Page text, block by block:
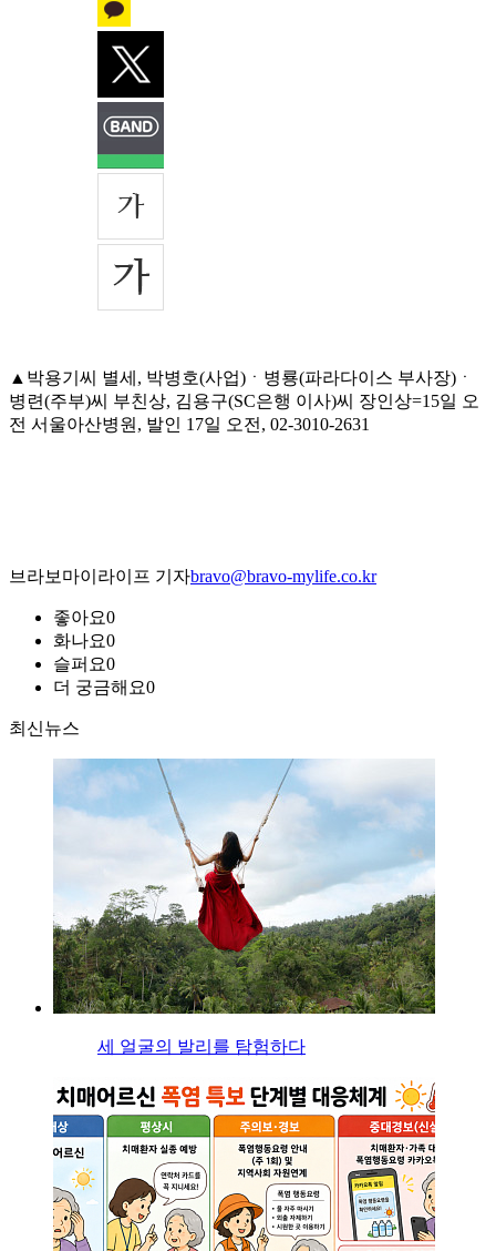
▲박용기씨 별세, 박병호(사업)ㆍ병룡(파라다이스 부사장)ㆍ
병련(주부)씨 부친상, 김용구(SC은행 이사)씨 장인상=15일 오
전 서울아산병원, 발인 17일 오전, 02-3010-2631
브라보마이라이프 기자bravo@bravo-mylife.co.kr
좋아요0
화나요0
슬퍼요0
더 궁금해요0
최신뉴스
세 얼굴의 발리를 탐험하다